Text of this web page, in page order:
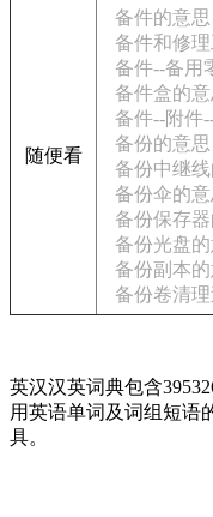
随便看
备件的意思
备件和修
备件--备用
备件盒的意
备件--附件
备份的意思
备份中继
备份伞的意
备份保存
备份光盘的
备份副本的
备份卷清
英汉汉英词典包含
用英语单词及词组短语
具。